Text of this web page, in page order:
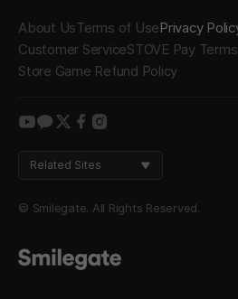
About UsTerms of UsePrivacy
Customer ServiceSTOVE Pay
Store Game Refund Policy
youtube
kakao
twitter
facebook
instagram
Related Sites
© Smilegate. All Rights Reserved.